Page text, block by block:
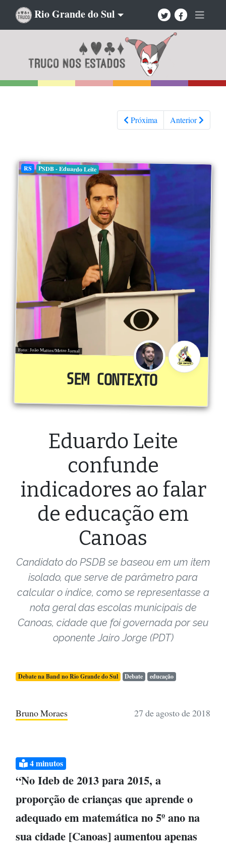
Rio Grande do Sul
Próxima Anterior
RS PSDB - Eduardo Leite
Foto: João Mattos/Metro Jornal
SEM CONTEXTO
Eduardo Leite
confunde
indicadores ao falar
de educação em
Canoas
Candidato do PSDB se baseou em um item
isolado, que serve de parâmetro para
calcular o índice, como se representasse a
nota geral das escolas municipais de
Canoas, cidade que foi governada por seu
oponente Jairo Jorge (PDT)
Debate na Band no Rio Grande do Sul Debate educação
Bruno Moraes 27 de agosto de 2018
4minutos
“No Ideb de 2013 para 2015, a
proporção de crianças que aprende o
adequado em matemática no 5º ano na
sua cidade [Canoas] aumentou apenas